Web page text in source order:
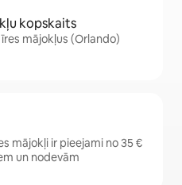
kopskaits
mājokļus (Orlando)
mājokļi ir pieejami no 35 €
un nodevām